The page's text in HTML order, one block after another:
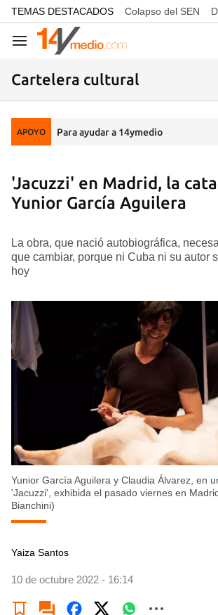
common.go-to-content
TEMAS DESTACADOS Colapso del SEN
Navegación
Cartelera cultural
APOYO Para ayudar a 14ymedio
'Jacuzzi' en Madrid, la
Yunior García Aguilera
La obra, que nació autobiográfica,
que cambiar, porque ni Cuba ni su autor
hoy
Yunior García Aguilera y Claudia Álvarez, en
'Jacuzzi', exhibida el pasado viernes en
Bianchini)
Yaiza Santos
10 de octubre 2022 - 16:14